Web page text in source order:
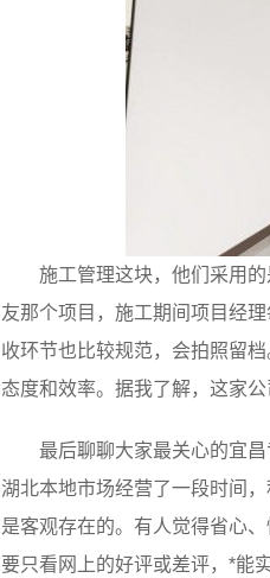
施工管理这块，他们采用
友那个项目，施工期间项目经
收环节也比较规范，会拍照留
态度和效率。据我了解，这家
最后聊聊大家最关心的宜
湖北本地市场经营了一段时间
是客观存在的。有人觉得省心
要只看网上的好评或差评，*能